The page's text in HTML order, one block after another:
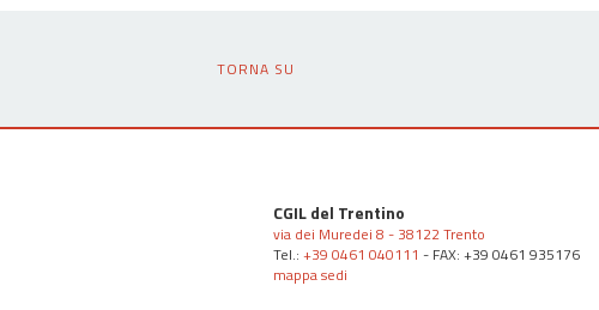
TORNA SU
CGIL del Trentino
via dei Muredei 8 - 38122 Trento
Tel.: +39 0461 040111 - FAX: +39 0461 935176
mappa sedi